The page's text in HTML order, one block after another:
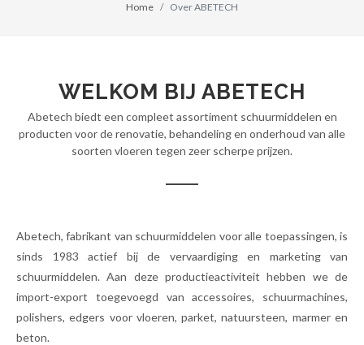
Home Over ABETECH
WELKOM BIJ ABETECH
Abetech biedt een compleet assortiment schuurmiddelen en
producten voor de renovatie, behandeling en onderhoud van alle
soorten vloeren tegen zeer scherpe prijzen.
Abetech, fabrikant van schuurmiddelen voor alle toepassingen, is
sinds 1983 actief bij de vervaardiging en marketing van
schuurmiddelen. Aan deze productieactiviteit hebben we de
import-export toegevoegd van accessoires, schuurmachines,
polishers, edgers voor vloeren, parket, natuursteen, marmer en
beton.